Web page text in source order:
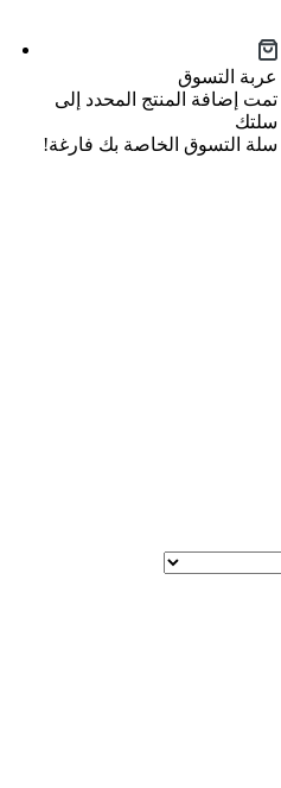
عربة التسوق
تمت إضافة المنتج المحدد إلى
سلتك
سلة التسوق الخاصة بك فارغة!